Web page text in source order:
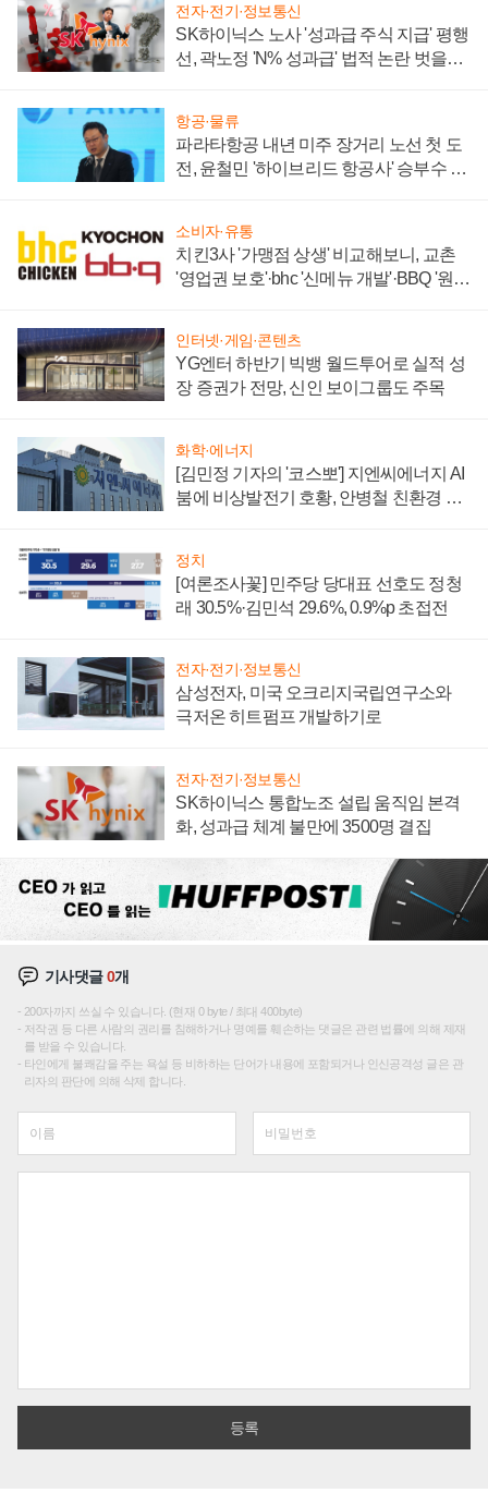
전자·전기·정보통신
SK하이닉스 노사 '성과급 주식 지급' 평행
선, 곽노정 'N% 성과급' 법적 논란 벗을지
항공·물류
파라타항공 내년 미주 장거리 노선 첫 도
전, 윤철민 '하이브리드 항공사' 승부수 통
소비자·유통
치킨3사 '가맹점 상생' 비교해보니, 교촌
'영업권 보호'·bhc '신메뉴 개발'·BBQ '원가
인터넷·게임·콘텐츠
YG엔터 하반기 빅뱅 월드투어로 실적 성
장 증권가 전망, 신인 보이그룹도 주목
화학·에너지
[김민정 기자의 '코스뽀'] 지엔씨에너지 AI
붐에 비상발전기 호황, 안병철 친환경 에
정치
[여론조사꽃] 민주당 당대표 선호도 정청
래 30.5%·김민석 29.6%, 0.9%p 초접전
전자·전기·정보통신
삼성전자, 미국 오크리지국립연구소와
극저온 히트펌프 개발하기로
전자·전기·정보통신
SK하이닉스 통합노조 설립 움직임 본격
화, 성과급 체계 불만에 3500명 결집
기사댓글0개
200자까지 쓰실 수 있습니다. (현재 0 byte / 최대 400byte)
저작권 등 다른 사람의 권리를 침해하거나 명예를 훼손하는 댓글은 관련 법률에 의해 제재
를 받을 수 있습니다.
타인에게 불쾌감을 주는 욕설 등 비하하는 단어가 내용에 포함되거나 인신공격성 글은 관
리자의 판단에 의해 삭제 합니다.